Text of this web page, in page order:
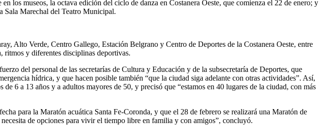
los museos, la octava edición del ciclo de danza en Costanera Oeste, que comienza el 22 de enero; y
Sala Marechal del Teatro Municipal.
Alto Verde, Centro Gallego, Estación Belgrano y Centro de Deportes de la Costanera Oeste, entre
ritmos y diferentes disciplinas deportivas.
del personal de las secretarías de Cultura y Educación y de la subsecretaría de Deportes, que
hídrica, y que hacen posible también “que la ciudad siga adelante con otras actividades”. Así,
6 a 13 años y a adultos mayores de 50, y precisó que “estamos en 40 lugares de la ciudad, con más
para la Maratón acuática Santa Fe-Coronda, y que el 28 de febrero se realizará una Maratón de
de opciones para vivir el tiempo libre en familia y con amigos”, concluyó.